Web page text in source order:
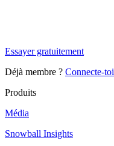
Essayer gratuitement
Déjà membre ? Connecte-toi
Produits
Média
Snowball Insights